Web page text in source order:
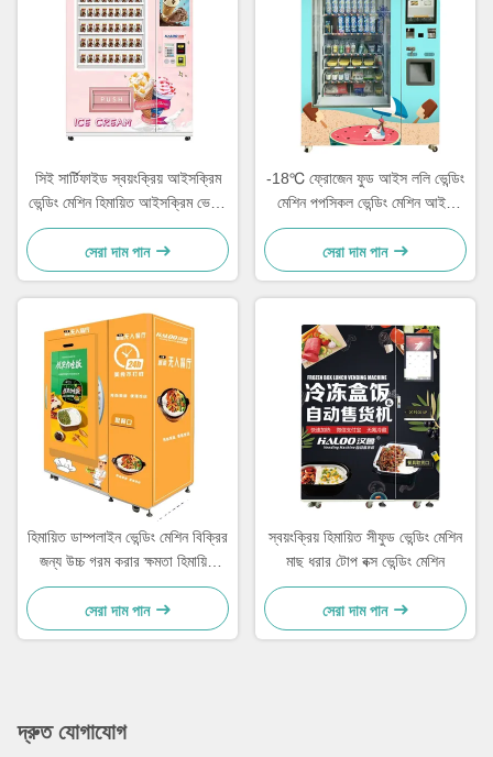
সিই সার্টিফাইড স্বয়ংক্রিয় আইসক্রিম
ভেন্ডিং মেশিন হিমায়িত আইসক্রিম ভেন্ডিং
মেশিন
সেরা দাম পান
-18℃ ফ্রোজেন ফুড আইস ললি ভেন্ডিং
মেশিন পপসিকল ভেন্ডিং মেশিন আইস
কোন ভেন্ডিং মেশিন
সেরা দাম পান
হিমায়িত ডাম্পলাইন ভেন্ডিং মেশিন বিক্রির
জন্য উচ্চ গরম করার ক্ষমতা হিমায়িত
খাদ্য ভেন্ডিং মেশিন
সেরা দাম পান
স্বয়ংক্রিয় হিমায়িত সীফুড ভেন্ডিং মেশিন
মাছ ধরার টোপ বক্স ভেন্ডিং মেশিন
সেরা দাম পান
দ্রুত যোগাযোগ